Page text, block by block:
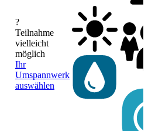
?
Teilnahme
vielleicht
möglich
Ihr
Umspannwerk
auswählen